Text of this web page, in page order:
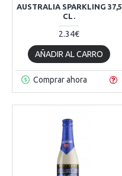
AUSTRALIA SPARKLING 37,5
CL.
2.34€
AÑADIR AL CARRO
Comprar ahora